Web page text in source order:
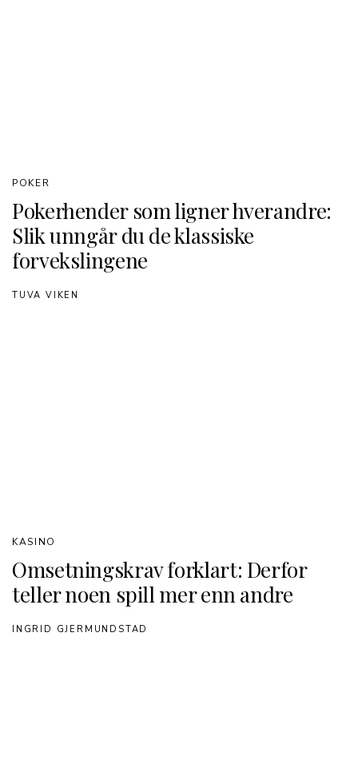
Pokerhender som ligner hverandre:
Slik unngår du de klassiske
forvekslingene
POKER
TUVA VIKEN
Omsetningskrav forklart: Derfor
teller noen spill mer enn andre
KASINO
INGRID GJERMUNDSTAD